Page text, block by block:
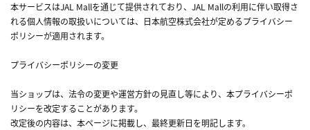
本サービスはJAL Mallを通じて提供されており、JAL Mallの利用に伴い取得さ
れる個人情報の取扱いについては、日本航空株式会社が定めるプライバシー
ポリシーが適用されます。
プライバシーポリシーの変更
当ショップは、法令の変更や運営方針の見直し等により、本プライバシーポ
リシーを改定することがあります。
改定後の内容は、本ページに掲載し、最終更新日を明記します。